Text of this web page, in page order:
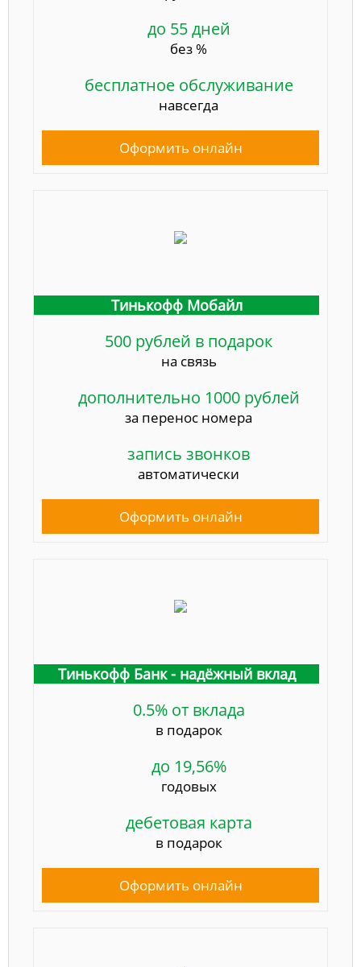
до 55 дней
без %
бесплатное обслуживание
навсегда
Оформить онлайн
Тинькофф Мобайл
500 рублей в подарок
на связь
дополнительно 1000 рублей
за перенос номера
запись звонков
автоматически
Оформить онлайн
Тинькофф Банк - надёжный вклад
0.5% от вклада
в подарок
до 19,56%
годовых
дебетовая карта
в подарок
Оформить онлайн